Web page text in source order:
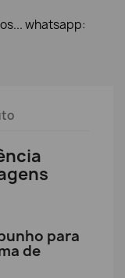
whatsapp:
para
de